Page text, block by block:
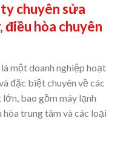
chuyên sửa
điều hòa chuyên
là một doanh nghiệp hoạt
đặc biệt chuyên về các
bao gồm máy lạnh
trung tâm và các loại